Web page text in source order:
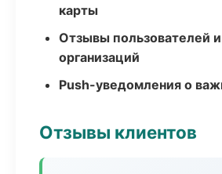
карты
Отзывы пользователей
организаций
Push-уведомления о
Отзывы клиентов